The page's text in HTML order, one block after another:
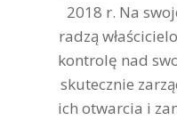
2018 r. Na
radzą
kontrolę nad
skutecznie
ich otwarcia i